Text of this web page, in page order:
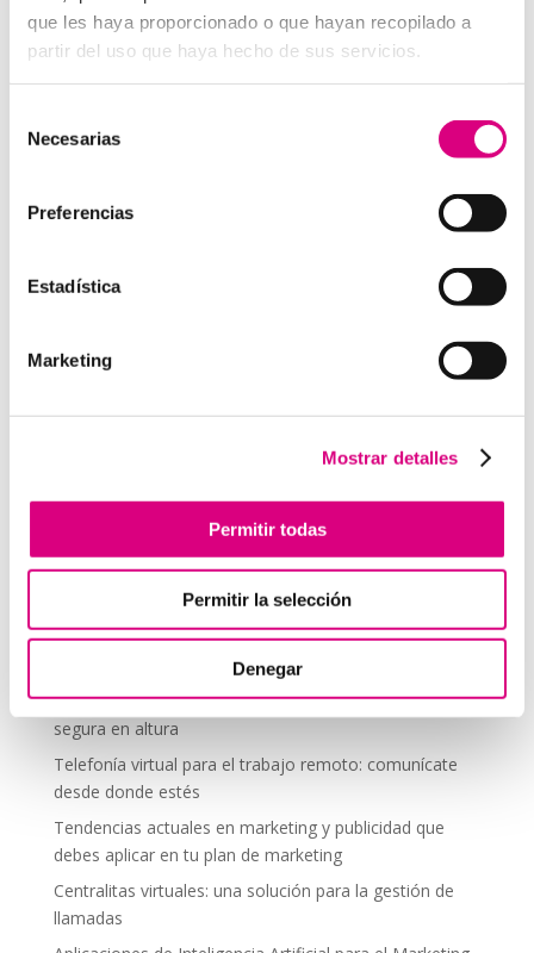
que les haya proporcionado o que hayan recopilado a
partir del uso que haya hecho de sus servicios.
Necesarias
Preferencias
Estadística
Marketing
Mostrar detalles
Permitir todas
Permitir la selección
Denegar
digital a ESET NOD 32, porque entienden que un
ataque en vacaciones puede suponer una pérdida de
EnSystem Network Communication
, con más de
15 años de experiencia, disponemos de un equipo de
negocio.Telefonía Virtual, Antivirus y Seguridad,
Business
; siempre con las garantías de un trabajo
través de nuestro email:
hola@grupo-system.com
Enviar comentario
Lo siento, debes estarconectadopara publicar un
comentario.
Telefonía Virtual
Interfonos IP para aerogeneradores: comunicación
segura en altura
Telefonía virtual para el trabajo remoto: comunícate
desde donde estés
Tendencias actuales en marketing y publicidad que
debes aplicar en tu plan de marketing
Centralitas virtuales: una solución para la gestión de
llamadas